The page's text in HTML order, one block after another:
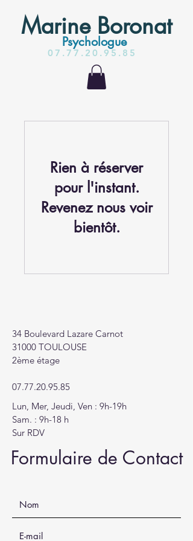
Marine Boronat
Psychologue
07.77.20.95.85
Rien à réserver
pour l'instant.
Revenez nous voir
bientôt.
34 Boulevard Lazare Carnot
31000 TOULOUSE
2ème étage
07.77.20.95.85
Lun, Mer, Jeudi, Ven : 9h-19h
Sam. : 9h-18 h
Sur RDV
Formulaire de Contact